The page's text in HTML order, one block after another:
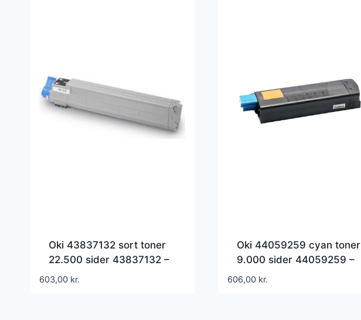
Oki 43837132 sort toner
22.500 sider 43837132 –
Kompatibel
603,00 kr.
Oki 44059259 cyan toner
9.000 sider 44059259 –
Kompatibel
606,00 kr.